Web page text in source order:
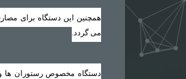
همچنین این دستگاه برای
می گردد‏.‏
دستگاه مخصوص رستوران ها